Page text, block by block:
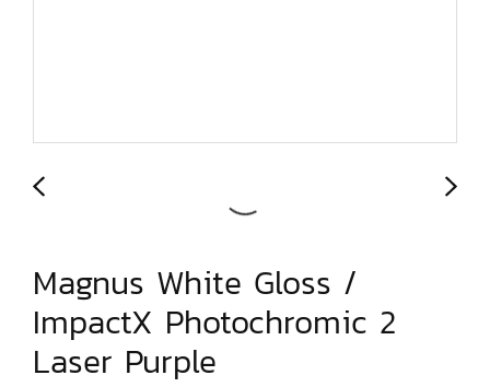
Magnus White Gloss /
ImpactX Photochromic 2
Laser Purple